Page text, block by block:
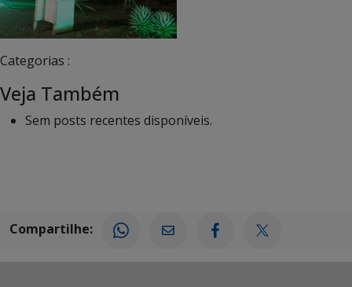
Categorias :
Veja Também
Sem posts recentes disponíveis.
Compartilhe: